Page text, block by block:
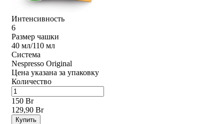
Интенсивность
6
Размер чашки
40 мл/110 мл
Система
Nespresso Original
Цена указана за упаковку
Количество
150 Br
129,90 Br
Купить